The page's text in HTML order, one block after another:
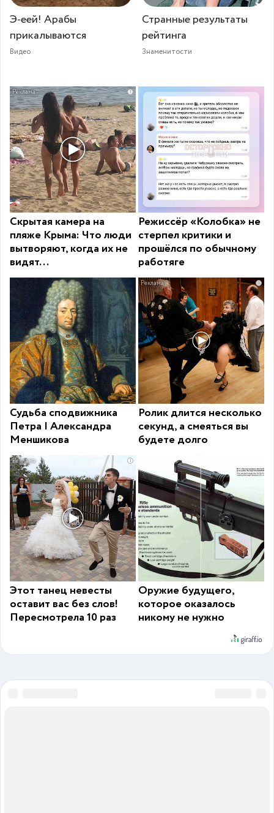
Э-еей! Арабы
прикалываются
Видео
Странные результаты
рейтинга
Знаменитости
i
Скрытая камера на
пляже Крыма: Что люди
вытворяют, когда их не
видят...
Режиссёр «Колобка» не
стерпел критики и
прошёлся по обычному
работяге
Судьба сподвижника
Петра I Александра
Меншикова
i
Ролик длится несколько
секунд, а смеяться вы
будете долго
i
Этот танец невесты
оставит вас без слов!
Пересмотрела 10 раз
Оружие будущего,
которое оказалось
никому не нужно